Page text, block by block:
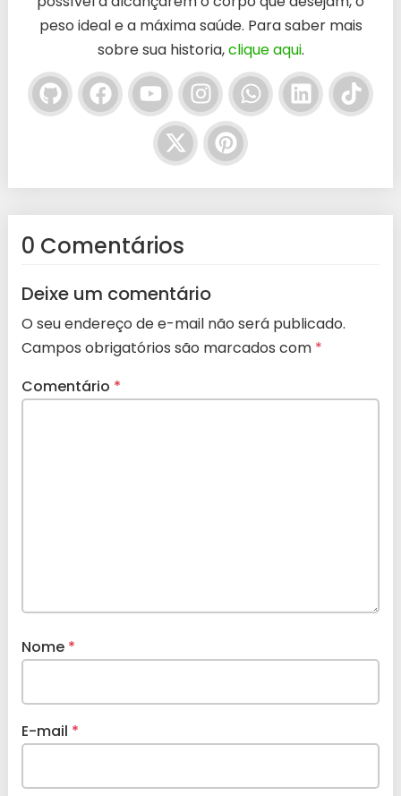
peso ideal e a máxima saúde. Para saber mais
sobre sua historia,clique aqui.
0 Comentários
Deixe um comentário
O seu endereço de e-mail não será publicado.
Campos obrigatórios são marcados com *
Comentário *
Nome *
E-mail *